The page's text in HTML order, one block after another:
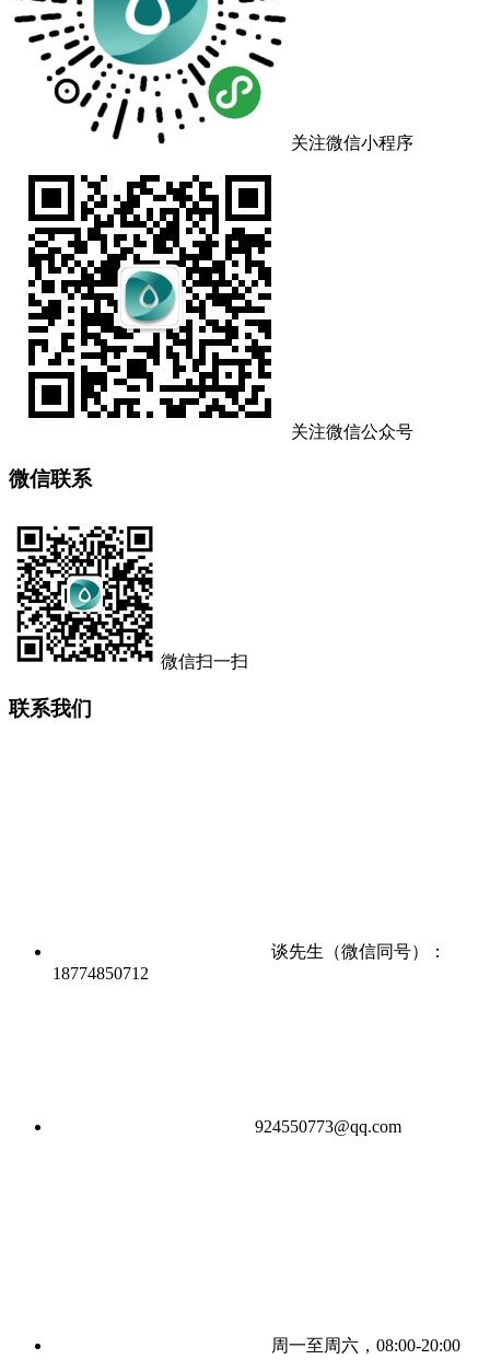
关注微信小程序
关注微信公众号
微信联系
微信扫一扫
联系我们
谈先生（微信同号）：
18774850712
924550773@qq.com
周一至周六，08:00-20:00